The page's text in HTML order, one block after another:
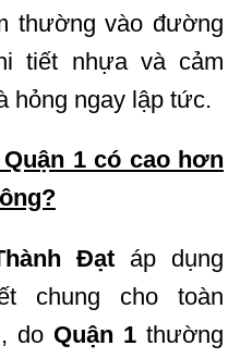
thường vào đường
tiết nhựa và cảm
hỏng ngay lập tức.
1 có cao hơn
Đạtáp dụng
chung cho toàn
do Quận 1thường